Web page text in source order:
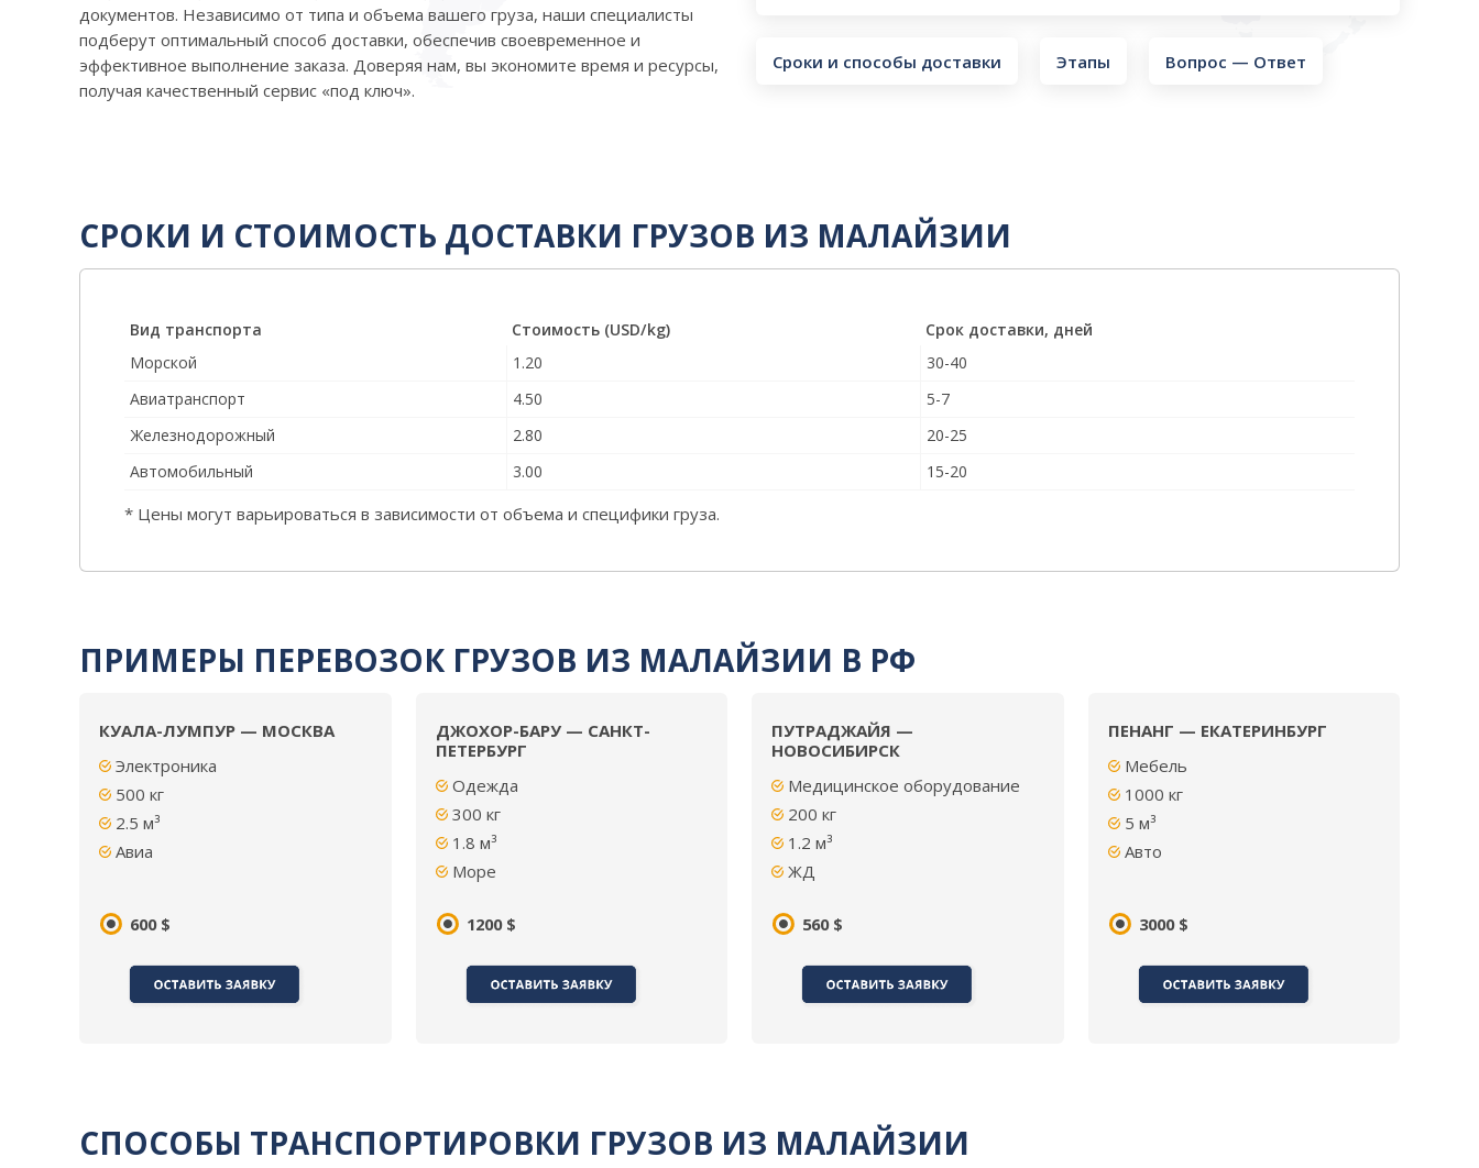
документов. Независимо от типа и объема вашего груза, наши специалисты
подберут оптимальный способ доставки, обеспечив своевременное и
эффективное выполнение заказа. Доверяя нам, вы экономите время и ресурсы,
получая качественный сервис «под ключ».
Сроки и способы доставки Этапы Вопрос — Ответ
СРОКИ И СТОИМОСТЬ ДОСТАВКИ ГРУЗОВ ИЗ МАЛАЙЗИИ
Вид транспорта Стоимость (USD/kg)
Срок доставки, дней
Морской
1.20
30-40
Авиатранспорт
4.50
5-7
Железнодорожный
2.80
20-25
Автомобильный
3.00 15-20
* Цены могут варьироваться в зависимости от объема и специфики груза.
ПРИМЕРЫ ПЕРЕВОЗОК ГРУЗОВ ИЗ МАЛАЙЗИИ В РФ
КУАЛА-ЛУМПУР — МОСКВА
Электроника
500 кг
2.5 м³
Авиа
600 $
ДЖОХОР-БАРУ — САНКТ-
ПЕТЕРБУРГ
Одежда
300 кг
1.8 м³
Море
1200 $
ПУТРАДЖАЙЯ —
НОВОСИБИРСК
Медицинское оборудование
200 кг
1.2 м³
ЖД
560 $
ПЕНАНГ — ЕКАТЕРИНБУРГ
Мебель
1000 кг
5 м³
Авто
3000 $
СПОСОБЫ ТРАНСПОРТИРОВКИ ГРУЗОВ ИЗ МАЛАЙЗИИ